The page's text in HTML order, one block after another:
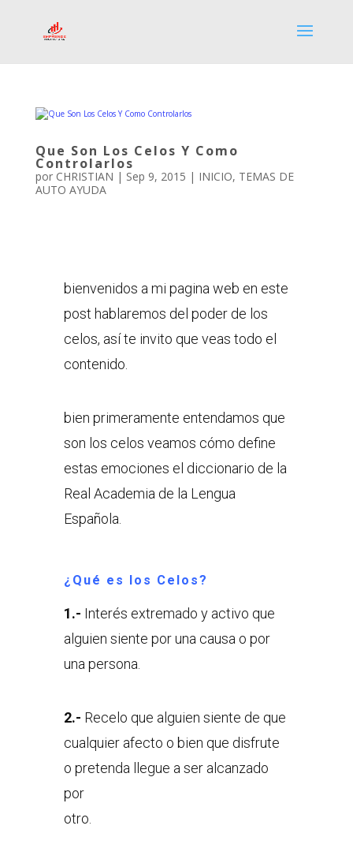
Que Son Los Celos Y Como
Controlarlos
por CHRISTIAN | Sep 9, 2015 | INICIO, TEMAS DE
AUTO AYUDA
bienvenidos a mi pagina web en este
post hablaremos del poder de los
celos, así te invito que veas todo el
contenido.
bien primeramente entendamos que
son los celos veamos cómo define
estas emociones el diccionario de la
Real Academia de la Lengua
Española.
¿Qué es los Celos?
1.- Interés extremado y activo que
alguien siente por una causa o por
una persona.
2.- Recelo que alguien siente de que
cualquier afecto o bien que disfrute
o pretenda llegue a ser alcanzado
por
otro.